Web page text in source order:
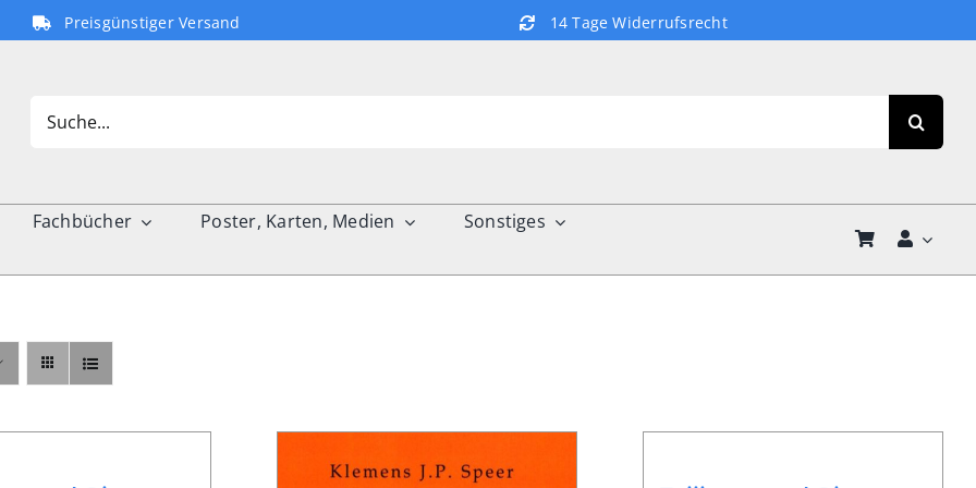
Preisgünstiger Versand 14 Tage Widerrufsrecht
Fachbücher Poster, Karten, Medien
Sonstiges